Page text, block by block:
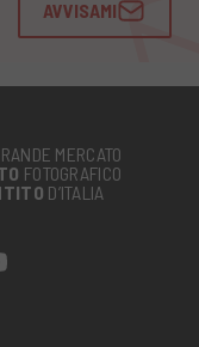
AVVISAMI
MERCATO
FOTOGRAFICO
D’ITALIA